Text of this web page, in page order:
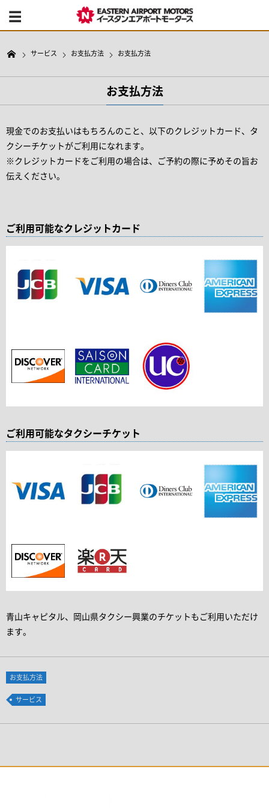
サービス お支払方法 お支払方法
お支払方法
現金でのお支払いはもちろんのこと、以下のクレジットカード、タ
クシーチケットがご利用になれます。
※クレジットカードをご利用の場合は、ご予約の際に予めその旨お
伝えください。
ご利用可能なクレジットカード
ご利用可能なタクシーチケット
青山キャピタル、岡山県タクシー興業のチケットもご利用いただけ
ます。
お支払方法
サービス